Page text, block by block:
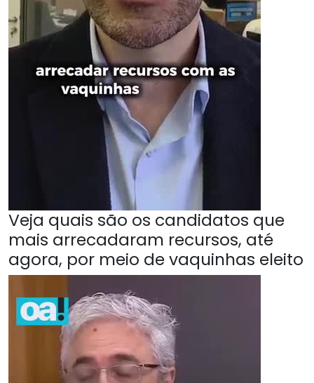
Veja quais são os candidatos que
mais arrecadaram recursos, até
agora, por meio de vaquinhas eleito